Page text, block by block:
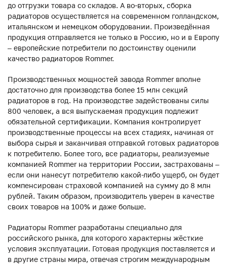
до отгрузки товара со складов. А во-вторых, сборка
радиаторов осуществляется на современном голландском,
итальянском и немецком оборудовании. Произведённая
продукция отправляется не только в Россию, но и в Европу
– европейские потребители по достоинству оценили
качество радиаторов Rommer.
Производственных мощностей завода Rommer вполне
достаточно для производства более 15 млн секций
радиаторов в год. На производстве задействованы силы
800 человек, а вся выпускаемая продукция подлежит
обязательной сертификации. Компания контролирует
производственные процессы на всех стадиях, начиная от
выбора сырья и заканчивая отправкой готовых радиаторов
к потребителю. Более того, все радиаторы, реализуемые
компанией Rommer на территории России, застрахованы –
если они нанесут потребителю какой-либо ущерб, он будет
компенсирован страховой компанией на сумму до 8 млн
рублей. Таким образом, производитель уверен в качестве
своих товаров на 100% и даже больше.
Радиаторы Rommer разработаны специально для
российского рынка, для которого характерны жёсткие
условия эксплуатации. Готовая продукция поставляется и
в другие страны мира, отвечая строгим международным